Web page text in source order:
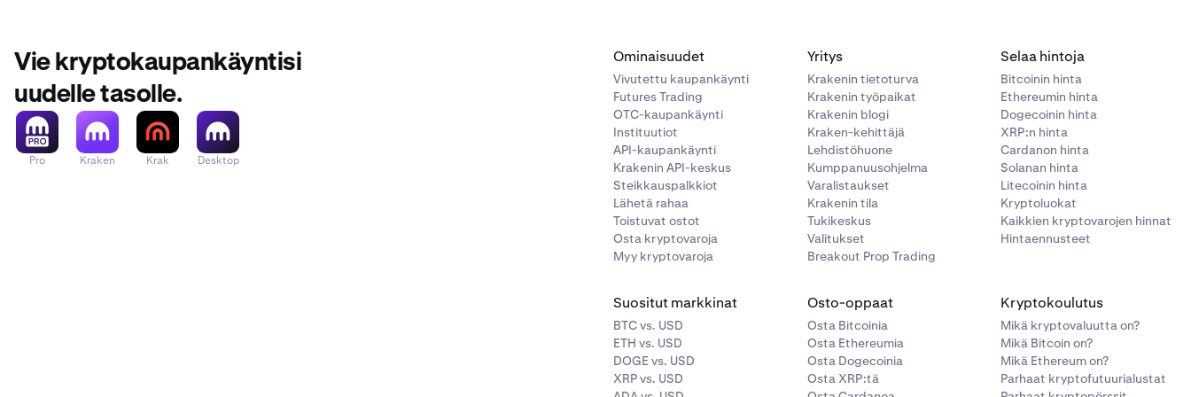
Vie kryptokaupankäyntisi
uudelle tasolle.
Pro Kraken Krak Desktop
Ominaisuudet
Vivutettu kaupankäynti
Futures Trading
OTC-kaupankäynti
Instituutiot
API-kaupankäynti
Krakenin API-keskus
Steikkauspalkkiot
Lähetä rahaa
Toistuvat ostot
Osta kryptovaroja
Myy kryptovaroja
Yritys
Krakenin tietoturva
Krakenin työpaikat
Krakenin blogi
Kraken-kehittäjä
Lehdistöhuone
Kumppanuusohjelma
Varalistaukset
Krakenin tila
Tukikeskus
Valitukset
Breakout Prop Trading
Selaa hintoja
Bitcoinin hinta
Ethereumin hinta
Dogecoinin hinta
XRP:n hinta
Cardanon hinta
Solanan hinta
Litecoinin hinta
Kryptoluokat
Kaikkien kryptovarojen hinnat
Hintaennusteet
Suositut markkinat
BTC vs. USD
ETH vs. USD
DOGE vs. USD
XRP vs. USD
Osto-oppaat
Osta Bitcoinia
Osta Ethereumia
Osta Dogecoinia
Osta XRP:tä
Kryptokoulutus
Mikä kryptovaluutta on?
Mikä Bitcoin on?
Mikä Ethereum on?
Parhaat kryptofutuurialustat